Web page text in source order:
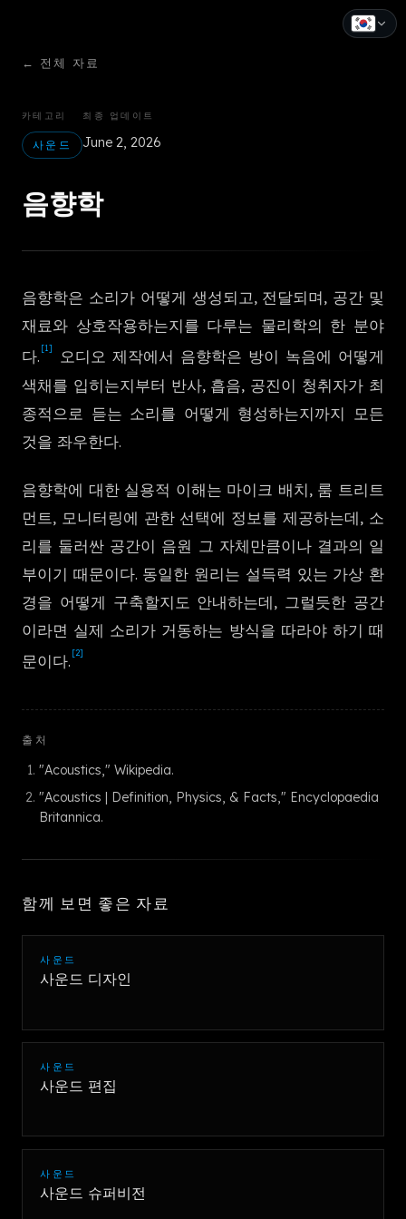
← 전체 자료
카테고리
사운드
최종 업데이트
June 2, 2026
음향학
음향학은 소리가 어떻게 생성되고, 전달되며, 공간 및
재료와 상호작용하는지를 다루는 물리학의 한 분야
다. [1]
오디오 제작에서 음향학은 방이 녹음에 어떻게
색채를 입히는지부터 반사, 흡음, 공진이 청취자가 최
종적으로 듣는 소리를 어떻게 형성하는지까지 모든
것을 좌우한다.
음향학에 대한 실용적 이해는 마이크 배치, 룸 트리트
먼트, 모니터링에 관한 선택에 정보를 제공하는데, 소
리를 둘러싼 공간이 음원 그 자체만큼이나 결과의 일
부이기 때문이다. 동일한 원리는 설득력 있는 가상 환
경을 어떻게 구축할지도 안내하는데, 그럴듯한 공간
이라면 실제 소리가 거동하는 방식을 따라야 하기 때
문이다. [2]
출처
"Acoustics," Wikipedia.
"Acoustics | Definition, Physics, & Facts," Encyclopaedia
Britannica.
함께 보면 좋은 자료
사운드
사운드 디자인
사운드
사운드 편집
사운드
사운드 슈퍼비전
Русский
日本語
한국어